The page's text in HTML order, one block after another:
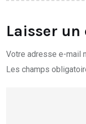
Laisser
Votre adresse e-mail
Les champs